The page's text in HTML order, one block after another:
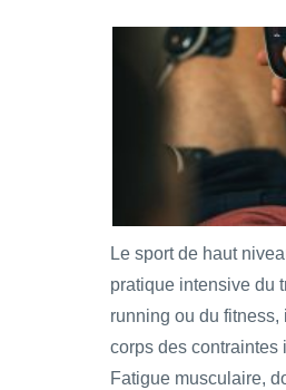
Le sport de haut
pratique intensive du
running ou du fitness,
corps des contraintes
Fatigue musculaire,